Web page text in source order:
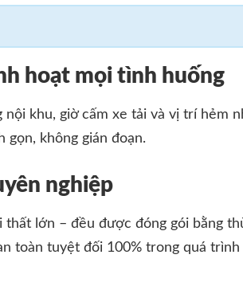
hoạt mọi tình huống
khu, giờ cấm xe tải và vị trí hẻm
gọn, không gián đoạn.
nghiệp
lớn – đều được đóng gói bằng
toàn tuyệt đối 100% trong quá